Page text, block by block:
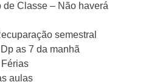
de Classe – Não haverá
semestral
as 7 da manhã
aulas